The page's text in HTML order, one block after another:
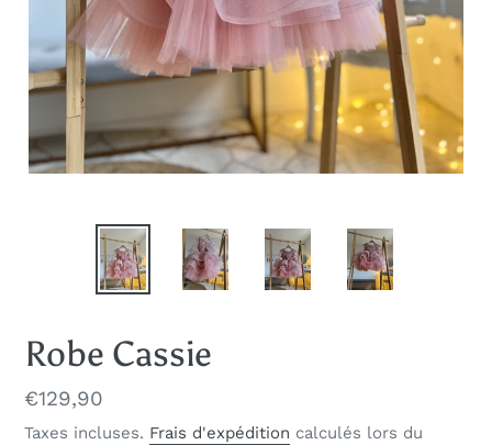
Robe Cassie
Prix
normal
€129,90
Taxes incluses. Frais d'expédition calculés lors du